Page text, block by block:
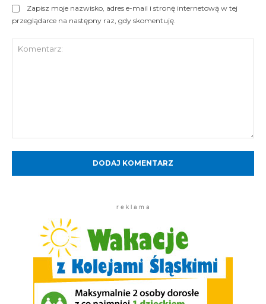
Zapisz moje nazwisko, adres e-mail i stronę internetową w tej
przeglądarce na następny raz, gdy skomentuję.
r e k l a m a